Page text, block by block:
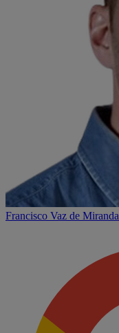
Francisco Vaz de Miranda